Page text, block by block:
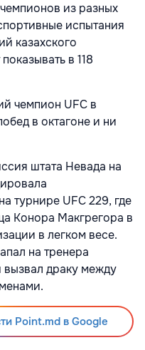
из разных
испытания
казахского
в 118
чемпион UFC в
в октагоне и ни
штата Невада на
турнире UFC 229, где
Конора Макгрегора в
в легком весе.
на тренера
драку между
Point.md в Google